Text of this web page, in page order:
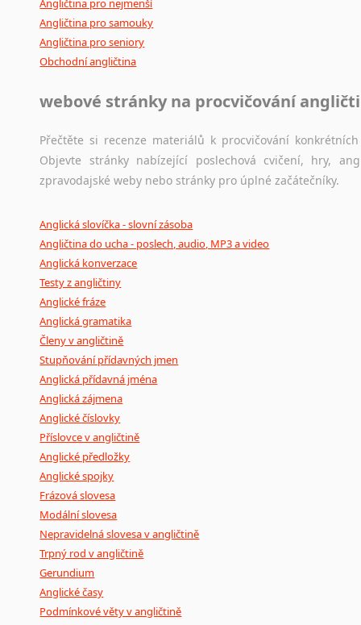
Angličtina pro nejmenší
Angličtina pro samouky
Angličtina pro seniory
Obchodní angličtina
webové stránky na procvičování
Přečtěte si recenze materiálů k procvičování
Objevte stránky nabízející poslechová cvičení, hry,
zpravodajské weby nebo stránky pro úplné začátečníky.
Anglická slovíčka - slovní zásoba
Angličtina do ucha - poslech, audio, MP3 a video
Anglická konverzace
Testy z angličtiny
Anglické fráze
Anglická gramatika
Členy v angličtině
Stupňování přídavných jmen
Anglická přídavná jména
Anglická zájmena
Anglické číslovky
Příslovce v angličtině
Anglické předložky
Anglické spojky
Frázová slovesa
Modální slovesa
Nepravidelná slovesa v angličtině
Trpný rod v angličtině
Gerundium
Anglické časy
Podmínkové věty v angličtině